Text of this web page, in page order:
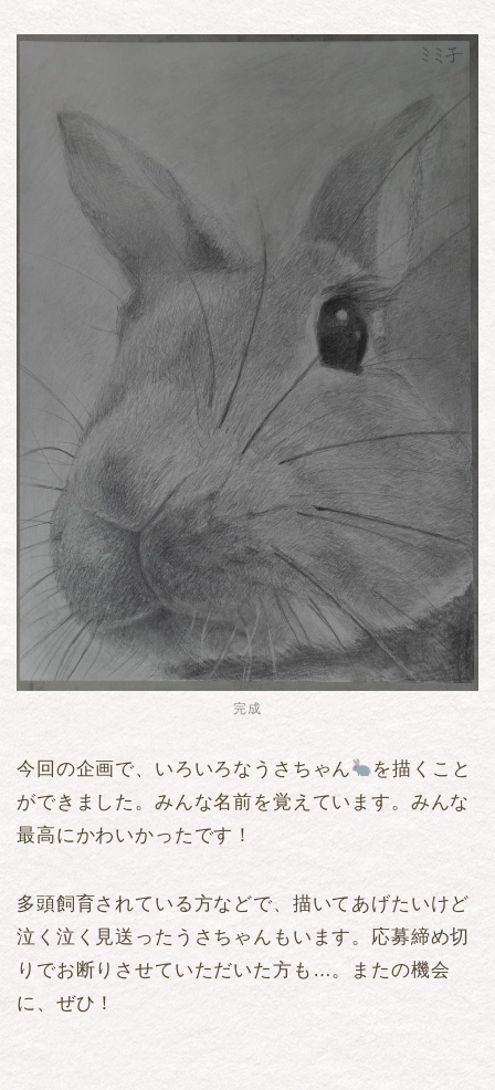
完成
今回の企画で、いろいろなうさちゃん
を描くこと
ができました。みんな名前を覚えています。みんな
最高にかわいかったです！
多頭飼育されている方などで、描いてあげたいけど
泣く泣く見送ったうさちゃんもいます。応募締め切
りでお断りさせていただいた方も…。またの機会
に、ぜひ！